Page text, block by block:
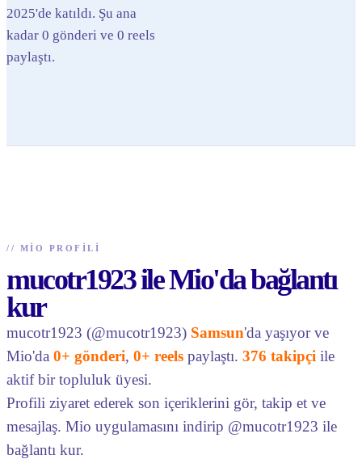
2025'de katıldı. Şu ana
kadar 0 gönderi ve 0 reels
paylaştı.
// MIO PROFILI
mucotr1923 ile Mio'da bağlantı
kur
mucotr1923 (@mucotr1923) Samsun'da yaşıyor ve
Mio'da 0+ gönderi, 0+ reels paylaştı. 376 takipçi ile
aktif bir topluluk üyesi.
Profili ziyaret ederek son içeriklerini gör, takip et ve
mesajlaş. Mio uygulamasını indirip @mucotr1923 ile
bağlantı kur.